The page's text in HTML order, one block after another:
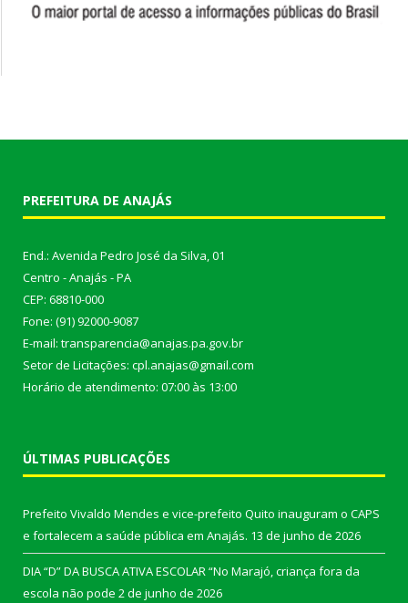
PREFEITURA DE ANAJÁS
End.: Avenida Pedro José da Silva, 01
Centro - Anajás - PA
CEP: 68810-000
Fone: (91) 92000-9087
E-mail: transparencia@anajas.pa.gov.br
Setor de Licitações: cpl.anajas@gmail.com
Horário de atendimento: 07:00 às 13:00
ÚLTIMAS PUBLICAÇÕES
Prefeito Vivaldo Mendes e vice-prefeito Quito inauguram o CAPS
e fortalecem a saúde pública em Anajás. 13 de junho de 2026
DIA “D” DA BUSCA ATIVA ESCOLAR “No Marajó, criança fora da
escola não pode 2 de junho de 2026